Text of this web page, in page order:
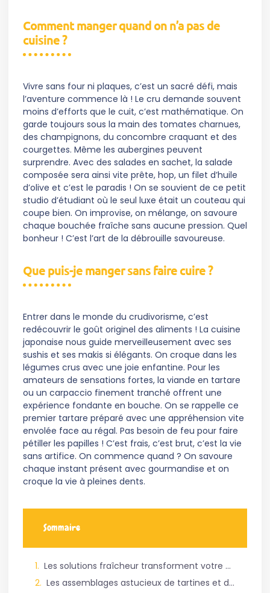
Comment manger quand on n’a pas de
cuisine ?
Vivre sans four ni plaques, c’est un sacré défi, mais
l’aventure commence là ! Le cru demande souvent
moins d’efforts que le cuit, c’est mathématique. On
garde toujours sous la main des tomates charnues,
des champignons, du concombre craquant et des
courgettes. Même les aubergines peuvent
surprendre. Avec des salades en sachet, la salade
composée sera ainsi vite prête, hop, un filet d’huile
d’olive et c’est le paradis ! On se souvient de ce petit
studio d’étudiant où le seul luxe était un couteau qui
coupe bien. On improvise, on mélange, on savoure
chaque bouchée fraîche sans aucune pression. Quel
bonheur ! C’est l’art de la débrouille savoureuse.
Que puis-je manger sans faire cuire ?
Entrer dans le monde du crudivorisme, c’est
redécouvrir le goût originel des aliments ! La cuisine
japonaise nous guide merveilleusement avec ses
sushis et ses makis si élégants. On croque dans les
légumes crus avec une joie enfantine. Pour les
amateurs de sensations fortes, la viande en tartare
ou un carpaccio finement tranché offrent une
expérience fondante en bouche. On se rappelle ce
premier tartare préparé avec une appréhension vite
envolée face au régal. Pas besoin de feu pour faire
pétiller les papilles ! C’est frais, c’est brut, c’est la vie
sans artifice. On commence quand ? On savoure
chaque instant présent avec gourmandise et on
croque la vie à pleines dents.
Sommaire
Les solutions fraîcheur transforment votre quotidien sans utiliser de plaques de cuisson
Les assemblages astucieux de tartines et de wraps garantissent un dîner gourmand et rapide